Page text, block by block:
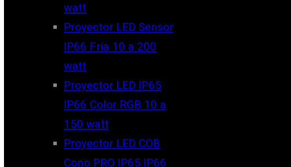
watt
Proyector LED Sensor
IP66 Fría 10 a 200
watt
Proyector LED IP65
IP66 Color RGB 10 a
150 watt
Proyector LED COB
Cono PRO IP65 IP66